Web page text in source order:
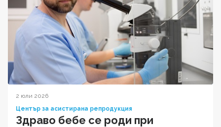
2 юли 2026
Център за асистирана репродукция
Здраво бебе се роди при